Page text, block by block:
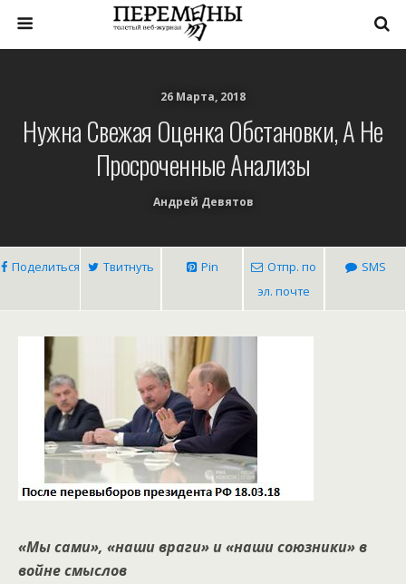
26 Марта, 2018
Нужна Свежая Оценка Обстановки, А Не
Просроченные Анализы
Андрей Девятов
Поделиться Твитнуть Pin
Отпр. по
эл. почте
SMS
«Мы сами», «наши враги» и «наши союзники» в
войне смыслов